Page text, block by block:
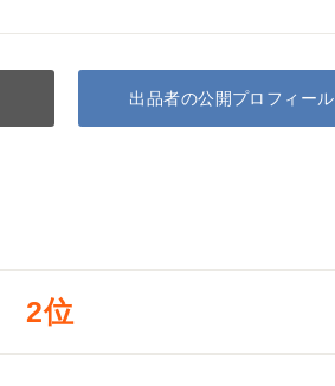
出品者の公開プロフィール
2位